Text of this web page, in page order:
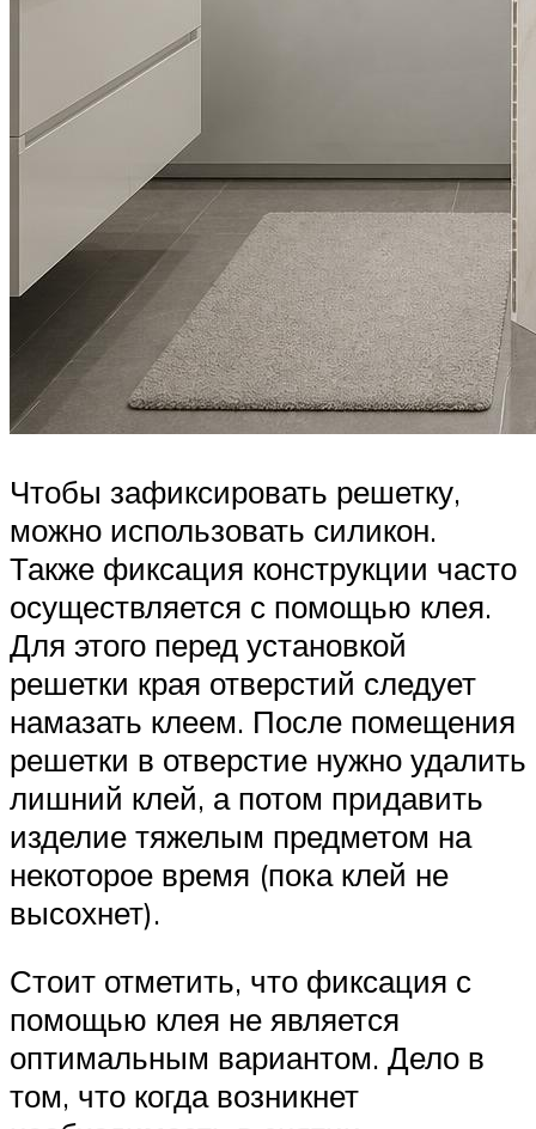
Чтобы зафиксировать решетку,
можно использовать силикон.
Также фиксация конструкции часто
осуществляется с помощью клея.
Для этого перед установкой
решетки края отверстий следует
намазать клеем. После помещения
решетки в отверстие нужно удалить
лишний клей, а потом придавить
изделие тяжелым предметом на
некоторое время (пока клей не
высохнет).
Стоит отметить, что фиксация с
помощью клея не является
оптимальным вариантом. Дело в
том, что когда возникнет